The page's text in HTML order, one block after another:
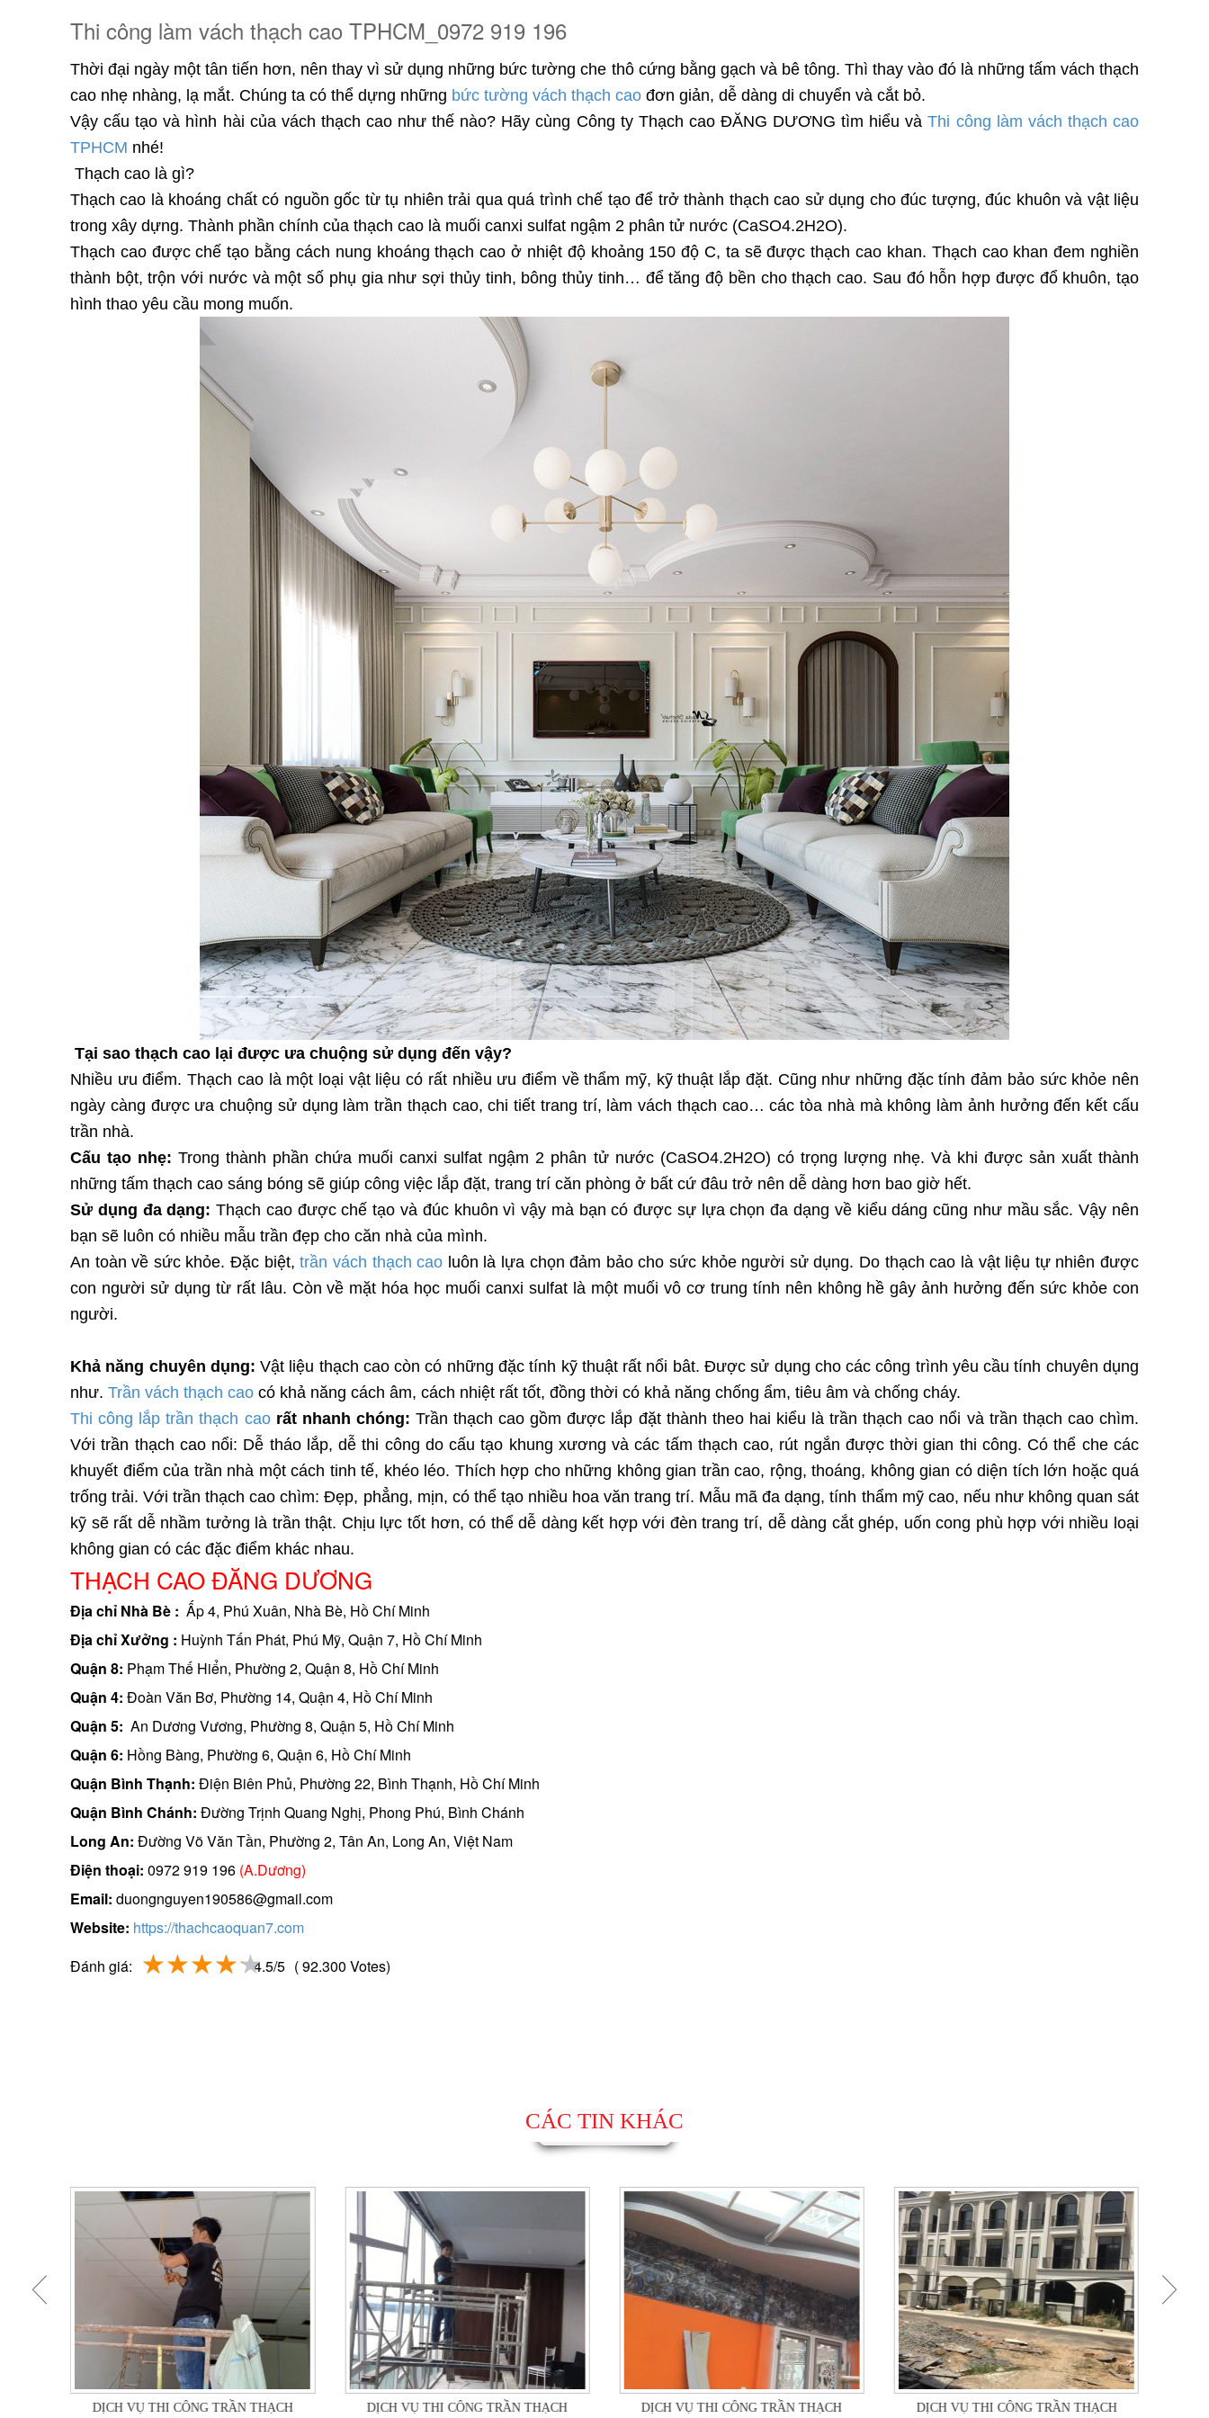
Thi công làm vách thạch cao TPHCM_0972 919 196
Thời đại ngày một tân tiến hơn, nên thay vì sử dụng những bức tường che thô cứng bằng gạch và bê tông. Thì thay vào đó là những tấm vách thạch
cao nhẹ nhàng, lạ mắt. Chúng ta có thể dựng những bức tường vách thạch cao đơn giản, dễ dàng di chuyển và cắt bỏ.
Vậy cấu tạo và hình hài của vách thạch cao như thế nào? Hãy cùng Công ty Thạch cao ĐĂNG DƯƠNG tìm hiểu vàThi công làm vách thạch cao
TPHCM nhé!
Thạch cao là gì?
Thạch cao là khoáng chất có nguồn gốc từ tụ nhiên trải qua quá trình chế tạo để trở thành thạch cao sử dụng cho đúc tượng, đúc khuôn và vật liệu
trong xây dựng. Thành phần chính của thạch cao là muối canxi sulfat ngậm 2 phân tử nước (CaSO4.2H2O).
Thạch cao được chế tạo bằng cách nung khoáng thạch cao ở nhiệt độ khoảng 150 độ C, ta sẽ được thạch cao khan. Thạch cao khan đem nghiền
thành bột, trộn với nước và một số phụ gia như sợi thủy tinh, bông thủy tinh… để tăng độ bền cho thạch cao. Sau đó hỗn hợp được đổ khuôn, tạo
hình thao yêu cầu mong muốn.
Tại sao thạch cao lại được ưa chuộng sử dụng đến vậy?
Nhiều ưu điểm. Thạch cao là một loại vật liệu có rất nhiều ưu điểm về thẩm mỹ, kỹ thuật lắp đặt. Cũng như những đặc tính đảm bảo sức khỏe nên
ngày càng được ưa chuộng sử dụng làm trần thạch cao, chi tiết trang trí, làm vách thạch cao… các tòa nhà mà không làm ảnh hưởng đến kết cấu
trần nhà.
Cấu tạo nhẹ:Trong thành phần chứa muối canxi sulfat ngậm 2 phân tử nước (CaSO4.2H2O) có trọng lượng nhẹ. Và khi được sản xuất thành
những tấm thạch cao sáng bóng sẽ giúp công việc lắp đặt, trang trí căn phòng ở bất cứ đâu trở nên dễ dàng hơn bao giờ hết.
Sử dụng đa dạng: Thạch cao được chế tạo và đúc khuôn vì vậy mà bạn có được sự lựa chọn đa dạng về kiểu dáng cũng như mầu sắc. Vậy nên
bạn sẽ luôn có nhiều mẫu trần đẹp cho căn nhà của mình.
An toàn về sức khỏe. Đặc biệt,trần vách thạch cao luôn là lựa chọn đảm bảo cho sức khỏe người sử dụng. Do thạch cao là vật liệu tự nhiên được
con người sử dụng từ rất lâu. Còn về mặt hóa học muối canxi sulfat là một muối vô cơ trung tính nên không hề gây ảnh hưởng đến sức khỏe con
người.
Khả năng chuyên dụng:Vật liệu thạch cao còn có những đặc tính kỹ thuật rất nổi bât. Được sử dụng cho các công trình yêu cầu tính chuyên dụng
như. Trần vách thạch cao có khả năng cách âm, cách nhiệt rất tốt, đồng thời có khả năng chống ẩm, tiêu âm và chống cháy.
Thi công lắp trần thạch caorất nhanh chóng: Trần thạch cao gồm được lắp đặt thành theo hai kiểu là trần thạch cao nổi và trần thạch cao chìm.
Với trần thạch cao nổi: Dễ tháo lắp, dễ thi công do cấu tạo khung xương và các tấm thạch cao, rút ngắn được thời gian thi công. Có thể che các
khuyết điểm của trần nhà một cách tinh tế, khéo léo. Thích hợp cho những không gian trần cao, rộng, thoáng, không gian có diện tích lớn hoặc quá
trống trải. Với trần thạch cao chìm: Đẹp, phẳng, mịn, có thể tạo nhiều hoa văn trang trí. Mẫu mã đa dạng, tính thẩm mỹ cao, nếu như không quan sát
kỹ sẽ rất dễ nhầm tưởng là trần thật. Chịu lực tốt hơn, có thể dễ dàng kết hợp với đèn trang trí, dễ dàng cắt ghép, uốn cong phù hợp với nhiều loại
không gian có các đặc điểm khác nhau.
THẠCH CAO ĐĂNG DƯƠNG
Địa chỉ Nhà Bè : Ấp 4, Phú Xuân, Nhà Bè, Hồ Chí Minh
Địa chỉ Xưởng : Huỳnh Tấn Phát, Phú Mỹ, Quận 7, Hồ Chí Minh
Quận 8: Phạm Thế Hiển, Phường 2, Quận 8, Hồ Chí Minh
Quận 4: Đoàn Văn Bơ, Phường 14, Quận 4, Hồ Chí Minh
Quận 5: An Dương Vương, Phường 8, Quận 5, Hồ Chí Minh
Quận 6: Hồng Bàng, Phường 6, Quận 6, Hồ Chí Minh
Quận Bình Thạnh: Điện Biên Phủ, Phường 22, Bình Thạnh, Hồ Chí Minh
Quận Bình Chánh: Đường Trịnh Quang Nghị, Phong Phú, Bình Chánh
Long An: Đường Võ Văn Tần, Phường 2, Tân An, Long An, Việt Nam
Điện thoại: 0972 919 196 (A.Dương)
Email: duongnguyen190586@gmail.com
Website: https://thachcaoquan7.com
Đánh giá:
4.5/5 ( 92.300 Votes)
CÁC TIN KHÁC
DỊCH VỤ THI CÔNG TRẦN THẠCH DỊCH VỤ THI CÔNG TRẦN THẠCH DỊCH VỤ THI CÔNG TRẦN THẠCH DỊCH VỤ THI CÔNG TRẦN THẠCH